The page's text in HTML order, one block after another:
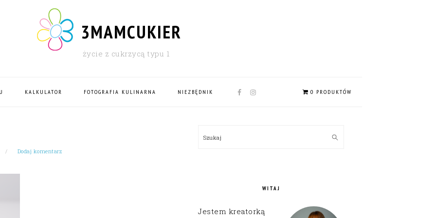
3MAMCUKIER
życie z cukrzycą typu 1
KALKULATOR FOTOGRAFIA KULINARNA NIEZBĘDNIK
NAV
0 PRODUKTÓW
Dodaj komentarz
SIDEBAR
Szukaj
WITAJ
Jestem kreatorką